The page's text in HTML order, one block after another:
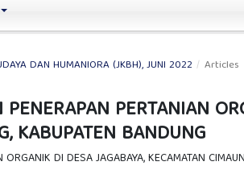
DAN HUMANIORA (JKBH), JUNI 2022 / Articles
PERTANIAN
KABUPATEN BANDUNG
DI DESA JAGABAYA, KECAMATAN